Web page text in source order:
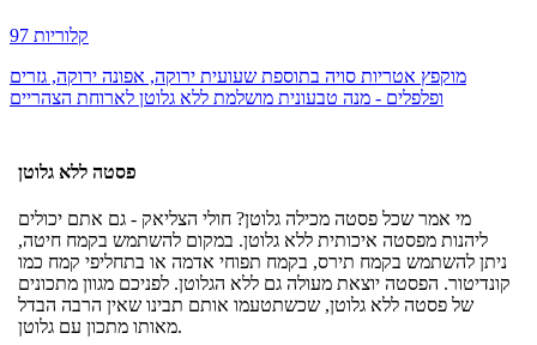
97 קלוריות
מוקפץ אטריות סויה בתוספת שעועית ירוקה, אפונה ירוקה, גזרים
ופלפלים - מנה טבעונית מושלמת ללא גלוטן לארוחת הצהריים
פסטה ללא גלוטן
מי אמר שכל פסטה מכילה גלוטן? חולי הצליאק - גם אתם יכולים
ליהנות מפסטה איכותית ללא גלוטן. במקום להשתמש בקמח חיטה,
ניתן להשתמש בקמח תירס, בקמח תפוחי אדמה או בתחליפי קמח כמו
קונדיטור. הפסטה יוצאת מעולה גם ללא הגלוטן. לפניכם מגוון מתכונים
של פסטה ללא גלוטן, שכשתטעמו אותם תבינו שאין הרבה הבדל
מאותו מתכון עם גלוטן.